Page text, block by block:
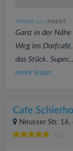
TREBOR (123 ) FINDET:
Ganz in der
Weg ins
das Stück. Super...
mehr lesen
Cafe
Neusser Str.
(1)